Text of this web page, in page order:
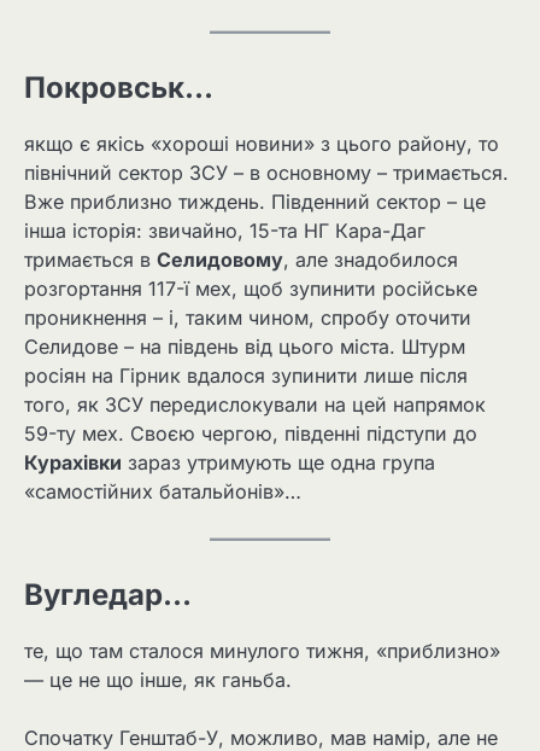
Покровськ…
якщо є якісь «хороші новини» з цього району, то
північний сектор ЗСУ – в основному – тримається.
Вже приблизно тиждень. Південний сектор – це
інша історія: звичайно, 15-та НГ Кара-Даг
тримається в Селидовому, але знадобилося
розгортання 117-ї мех, щоб зупинити російське
проникнення – і, таким чином, спробу оточити
Селидове – на південь від цього міста. Штурм
росіян на Гірник вдалося зупинити лише після
того, як ЗСУ передислокували на цей напрямок
59-ту мех. Своєю чергою, південні підступи до
Курахівки зараз утримують ще одна група
«самостійних батальйонів»…
Вугледар…
те, що там сталося минулого тижня, «приблизно»
— це не що інше, як ганьба.
Спочатку Генштаб-У, можливо, мав намір, але не